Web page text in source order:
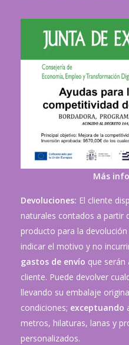
Más
Devoluciones: El cliente
naturales contados a partir
producto para la
indicar el motivo y no
gastos de envío que serán
cliente. Puede devolver
llevando su embalaje
condiciones; exceptuando
metros, hilaturas, lanas y
personalizados.